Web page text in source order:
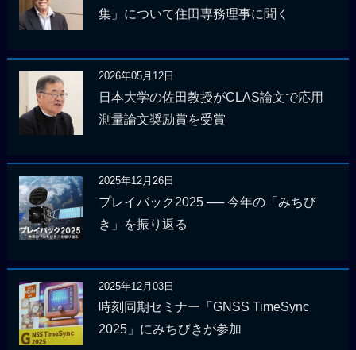
集」について住田専務理事に聞く
2026年05月12日
日本大学の佐田教授がCLAS論文で応用
測量論文奨励賞を受賞
2025年12月26日
プレイバック2025 ── 今年の「みちび
き」を振り返る
2025年12月03日
時刻同期セミナー「GNSS TimeSync
2025」にみちびきが参加